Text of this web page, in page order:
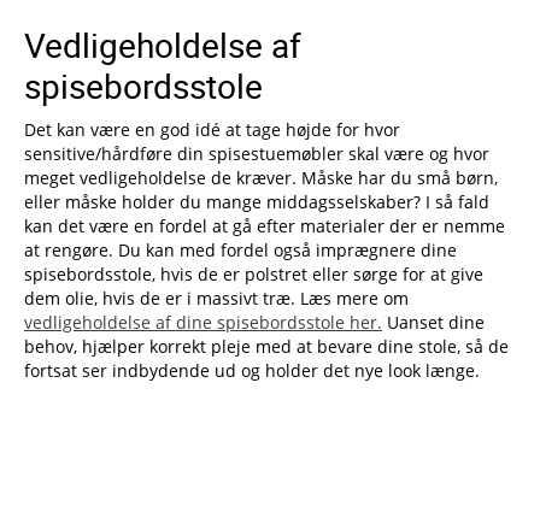
Vedligeholdelse af
spisebordsstole
Det kan være en god idé at tage højde for hvor
sensitive/hårdføre din spisestuemøbler skal være og hvor
meget vedligeholdelse de kræver. Måske har du små børn,
eller måske holder du mange middagsselskaber? I så fald
kan det være en fordel at gå efter materialer der er nemme
at rengøre. Du kan med fordel også imprægnere dine
spisebordsstole, hvis de er polstret eller sørge for at give
dem olie, hvis de er i massivt træ. Læs mere om
vedligeholdelse af dine spisebordsstole her. Uanset dine
behov, hjælper korrekt pleje med at bevare dine stole, så de
fortsat ser indbydende ud og holder det nye look længe.